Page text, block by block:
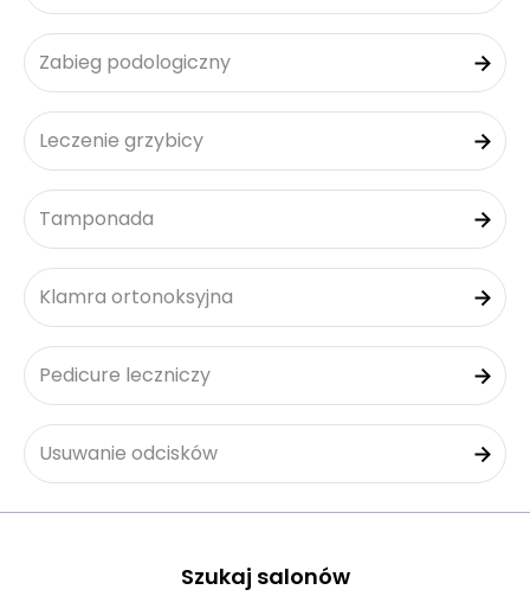
Zabieg podologiczny
Leczenie grzybicy
Tamponada
Klamra ortonoksyjna
Pedicure leczniczy
Usuwanie odcisków
Szukaj salonów